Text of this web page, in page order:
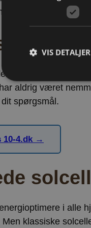
og fås med
et nyt
500 og 1250 kr.
aldrig været
spørgsmål.
10-4.dk →
i alle
klassiske
VIS DETALJER
korrekt uden strengt